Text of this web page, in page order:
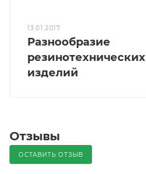
13.01.2017
Разнообразие
резинотехнических
изделий
Отзывы
ОСТАВИТЬ ОТЗЫВ